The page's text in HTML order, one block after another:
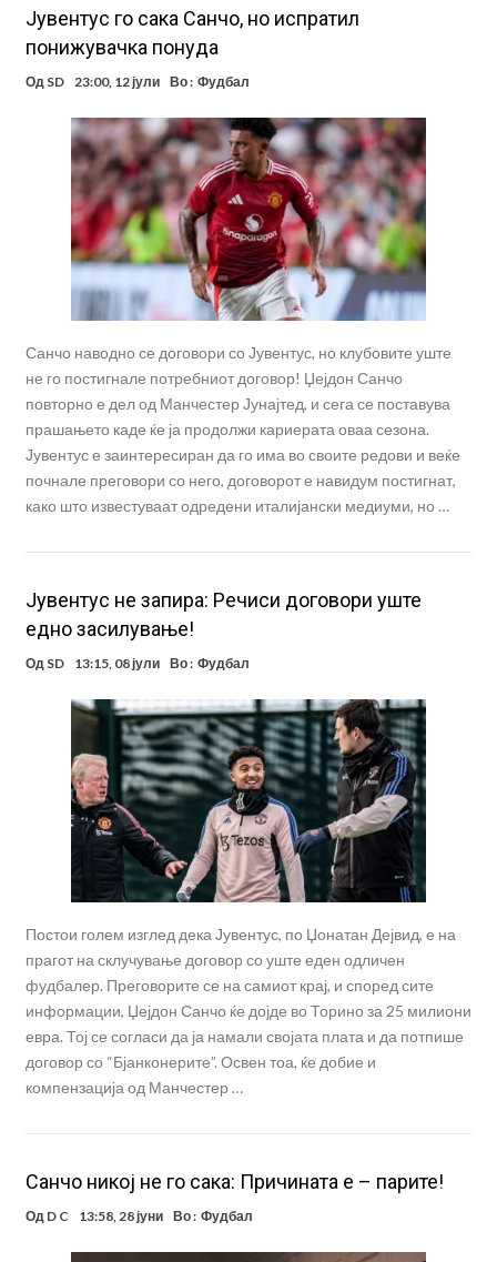
Јувентус го сака Санчо, но испратил
понижувачка понуда
Од SD 23:00, 12 јули Во : Фудбал
Санчо наводно се договори со Јувентус, но клубовите уште
не го постигнале потребниот договор! Џејдон Санчо
повторно е дел од Манчестер Јунајтед, и сега се поставува
прашањето каде ќе ја продолжи кариерата оваа сезона.
Јувентус е заинтересиран да го има во своите редови и веќе
почнале преговори со него, договорот е навидум постигнат,
како што известуваат одредени италијански медиуми, но …
Јувентус не запира: Речиси договори уште
едно засилување!
Од SD 13:15, 08 јули Во : Фудбал
Постои голем изглед дека Јувентус, по Џонатан Дејвид, е на
прагот на склучување договор со уште еден одличен
фудбалер. Преговорите се на самиот крај, и според сите
информации, Џејдон Санчо ќе дојде во Торино за 25 милиони
евра. Тој се согласи да ја намали својата плата и да потпише
договор со “Бјанконерите”. Освен тоа, ќе добие и
компензација од Манчестер …
Санчо никој не го сака: Причината е – парите!
Од D C 13:58, 28 јуни Во : Фудбал